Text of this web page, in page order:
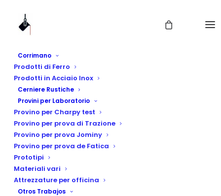
Corrimano
Prodotti di Ferro
Prodotti in Acciaio Inox
Cerniere Rustiche
Provini per Laboratorio
Provino per Charpy test
Provino per prova di Trazione
Provino per prova Jominy
Provino per prova de Fatica
Prototipi
Materiali vari
Attrezzature per officina
Otros Trabajos
Cerniera Rustica